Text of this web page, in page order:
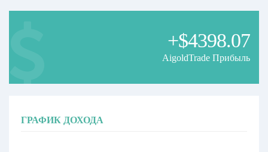
+$4398.07
AigoldTrade Прибыль
ГРАФИК ДОХОДА